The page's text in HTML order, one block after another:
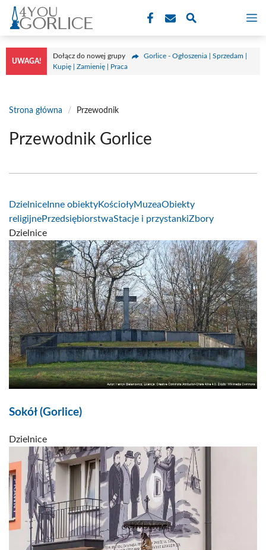
Przejdź
treści
UWAGA!
Dołącz do nowej grupy
Gorlice - Ogłoszenia | Sprzedam |
Kupię | Zamienię | Praca
Strona główna / Przewodnik
Przewodnik Gorlice
Dzielnice Inne obiektyKościołyMuzeaObiekty
religijnePrzedsiębiorstwaStacje i przystankiZbory
Dzielnice
Sokół (Gorlice)
Dzielnice